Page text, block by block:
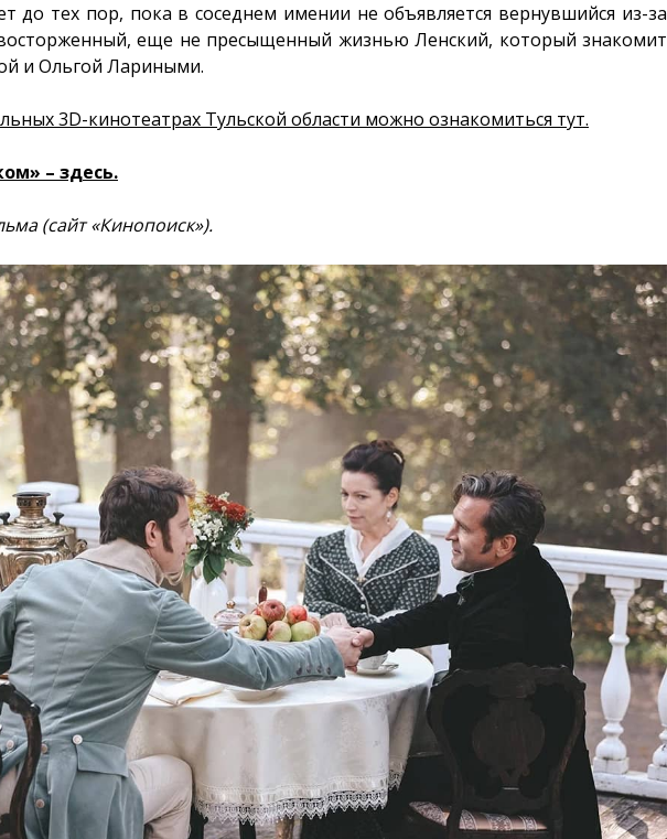
до тех пор, пока в соседнем имении не объявляется вернувшийся из-за
еще не пресыщенный жизнью Ленский, который знакомит
и Ольгой Лариными.
3D-кинотеатрах Тульской области можно ознакомиться тут.
– здесь.
(сайт «Кинопоиск»).